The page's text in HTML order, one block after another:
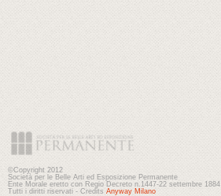
©Copyright 2012
Società per le Belle Arti ed Esposizione Permanente
Ente Morale eretto con Regio Decreto n.1447-22 settembre 1884
Tutti i diritti riservati - Credits Anyway Milano